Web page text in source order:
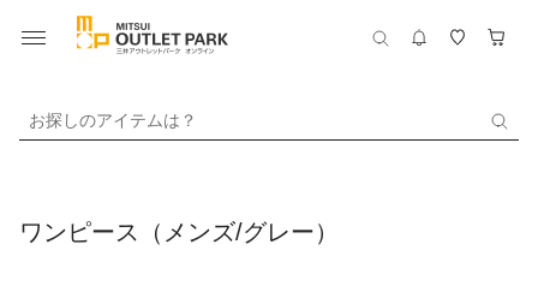
お探しのアイテムは？
ワンピース（メンズ/グレー）